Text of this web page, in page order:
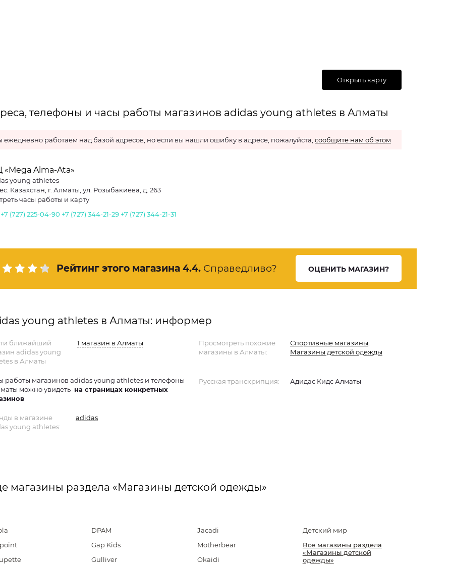
Открыть карту
телефоны и часы работы магазинов adidas young athletes в Алматы
ежедневно работаем над базой адресов, но если вы нашли ошибку в адресе, пожалуйста, сообщите нам об этом
«Mega Alma-Ata»
young athletes
Казахстан, г. Алматы, ул. Розыбакиева, д. 263
часы работы и карту
+7 (727) 225-04-90 +7 (727) 344-21-29 +7 (727) 344-21-31
Рейтинг этого магазина 4.4. Справедливо? ОЦЕНИТЬ МАГАЗИН?
young athletes в Алматы: информер
ближайший
adidas young
в Алматы
1 магазин в Алматы
работы магазинов adidas young athletes и телефоны
можно увидеть на страницах конкретных
Просмотреть похожие
магазины в Алматы:
Спортивные магазины
Магазины детской одежды
Русская транскрипция: Адидас Кидс Алматы
в магазине
young athletes:
adidas
магазины раздела «Магазины детской одежды»
DPAM
Gap Kids
Gulliver
Jacadi
Motherbear
Okaidi
Детский мир
Все магазины раздела
«Магазины детской
одежды»